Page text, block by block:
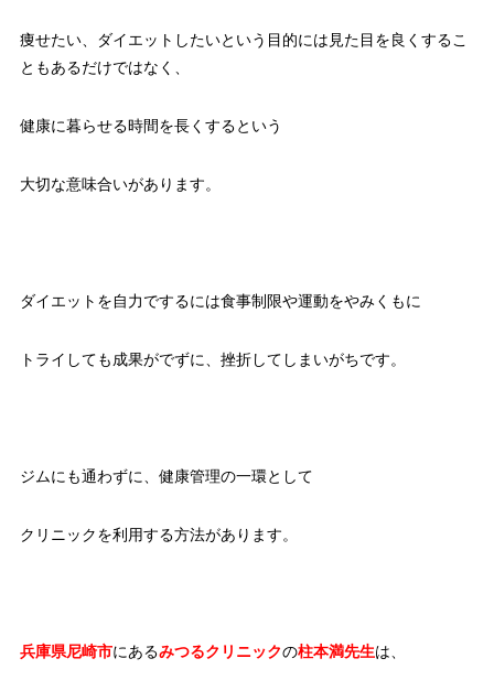
痩せたい、ダイエットしたいという目的には見た目を良くするこ
ともあるだけではなく、
健康に暮らせる時間を長くするという
大切な意味合いがあります。
ダイエットを自力でするには食事制限や運動をやみくもに
トライしても成果がでずに、挫折してしまいがちです。
ジムにも通わずに、健康管理の一環として
クリニックを利用する方法があります。
兵庫県尼崎市にあるみつるクリニックの柱本満先生は、